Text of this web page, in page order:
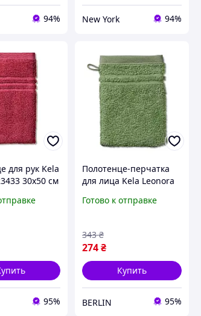
94% New York 94%
для рук Kela
30х50 см
95%
Полотенце-перчатка
для лица Kela Leonora
зеленый мох berlin
Готово к отправке
274₴
343 ₴
Купить
BERLIN 95%